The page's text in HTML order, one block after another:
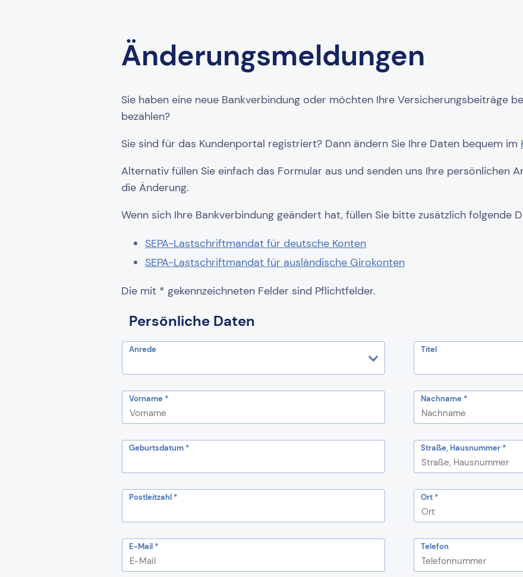
Änderungsmeldungen
Sie haben eine neue Bankverbindung oder möchten Ihre Versicherungsbeiträge
bezahlen?
Sie sind für das Kundenportal registriert? Dann ändern Sie Ihre Daten bequem im
Alternativ füllen Sie einfach das Formular aus und senden uns Ihre persönlichen
die Änderung.
Wenn sich Ihre Bankverbindung geändert hat, füllen Sie bitte zusätzlich folgende
SEPA-Lastschriftmandat für deutsche Konten
SEPA-Lastschriftmandat für ausländische Girokonten
Die mit * gekennzeichneten Felder sind Pflichtfelder.